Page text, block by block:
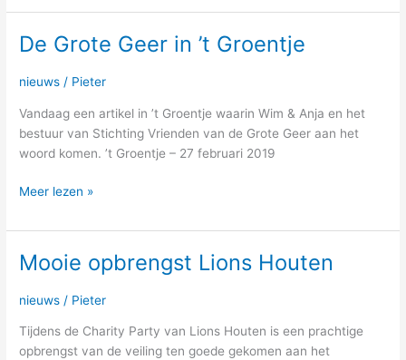
De Grote Geer in ’t Groentje
nieuws / Pieter
Vandaag een artikel in ’t Groentje waarin Wim & Anja en het
bestuur van Stichting Vrienden van de Grote Geer aan het
woord komen. ’t Groentje – 27 februari 2019
De
Geer
’t
Groentje
Meer lezen »
Mooie opbrengst Lions Houten
nieuws / Pieter
Tijdens de Charity Party van Lions Houten is een prachtige
opbrengst van de veiling ten goede gekomen aan het
Mooie
Lions